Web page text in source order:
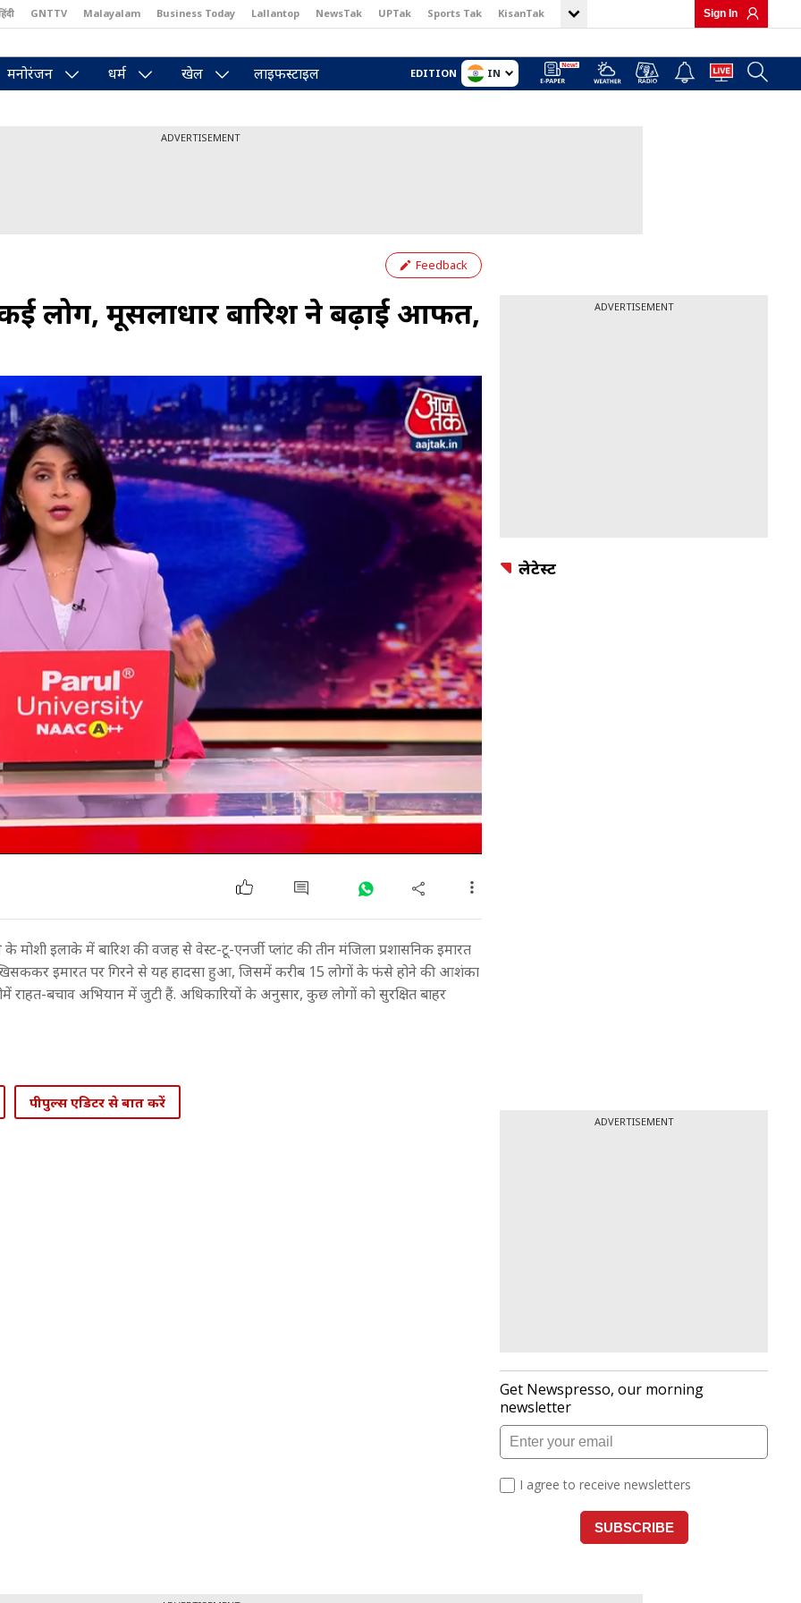
GNTTV Malayalam Business Today Lallantop NewsTak UPTak Sports Tak KisanTak Sign In
मनोरंजन धर्म खेल लाइफस्टाइल EDITION IN
ADVERTISEMENT
Feedback
लोग, मूसलाधार बारिश ने बढ़ाई आफत,
के मोशी इलाके में बारिश की वजह से वेस्ट-टू-एनर्जी प्लांट की तीन मंजिला प्रशासनिक इमारत
खिसककर इमारत पर गिरने से यह हादसा हुआ, जिसमें करीब 15 लोगों के फंसे होने की आशंका
बचाव अभियान में जुटी हैं. अधिकारियों के अनुसार, कुछ लोगों को सुरक्षित बाहर
पीपुल्स एडिटर से बात करें
ADVERTISEMENT
लेटेस्ट
ADVERTISEMENT